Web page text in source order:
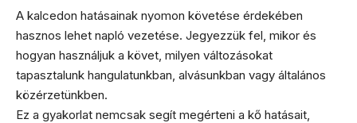
A kalcedon hatásainak nyomon követése érdekében
hasznos lehet napló vezetése. Jegyezzük fel, mikor és
hogyan használjuk a követ, milyen változásokat
tapasztalunk hangulatunkban, alvásunkban vagy általános
közérzetünkben.
Ez a gyakorlat nemcsak segít megérteni a kő hatásait,